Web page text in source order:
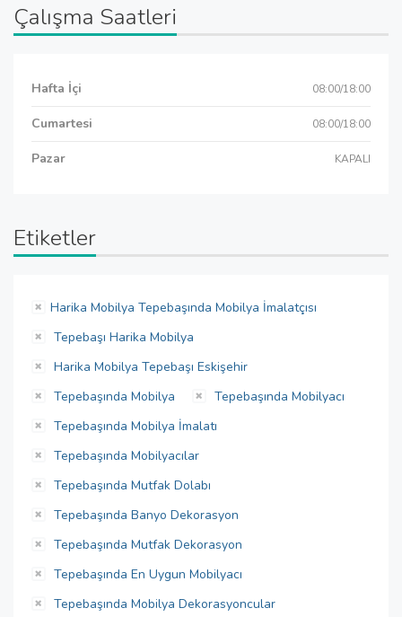
Çalışma Saatleri
Hafta İçi 08:00/18:00
Cumartesi 08:00/18:00
Pazar KAPALI
Etiketler
Harika Mobilya Tepebaşında Mobilya İmalatçısı
Tepebaşı Harika Mobilya
Harika Mobilya Tepebaşı Eskişehir
Tepebaşında Mobilya
Tepebaşında Mobilyacı
Tepebaşında Mobilya İmalatı
Tepebaşında Mobilyacılar
Tepebaşında Mutfak Dolabı
Tepebaşında Banyo Dekorasyon
Tepebaşında Mutfak Dekorasyon
Tepebaşında En Uygun Mobilyacı
Tepebaşında Mobilya Dekorasyoncular